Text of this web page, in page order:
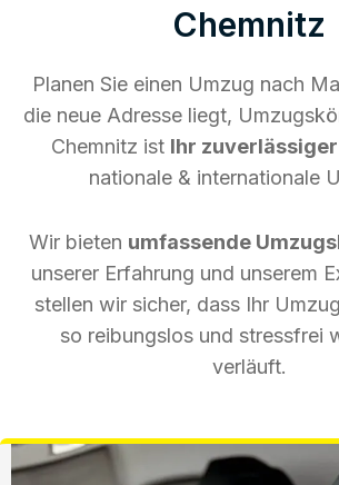
Chemnitz
Planen Sie einen Umzug nach
die neue Adresse liegt,
Chemnitz ist Ihr
nationale & internationale
Wir bieten umfassende
unserer Erfahrung und unserem
stellen wir sicher, dass Ihr
so reibungslos und stressfrei
verläuft.